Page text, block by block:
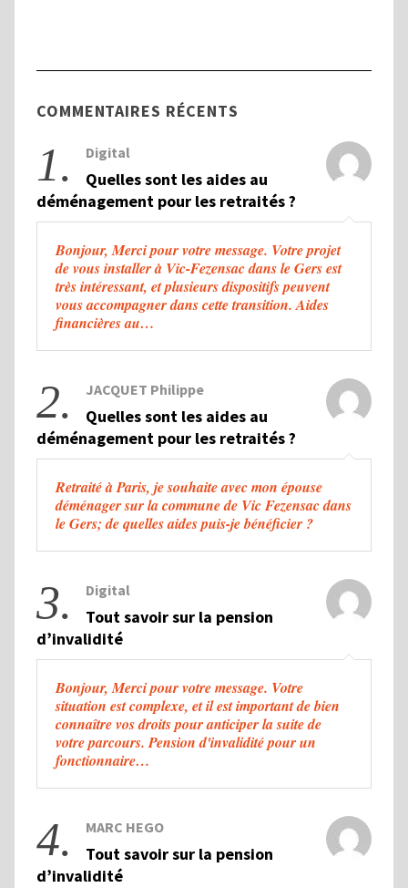
COMMENTAIRES RÉCENTS
1. Digital
Quelles sont les aides au
déménagement pour les retraités ?
Bonjour, Merci pour votre message. Votre projet
de vous installer à Vic-Fezensac dans le Gers est
très intéressant, et plusieurs dispositifs peuvent
vous accompagner dans cette transition. Aides
financières au…
2. JACQUET Philippe
Quelles sont les aides au
déménagement pour les retraités ?
Retraité à Paris, je souhaite avec mon épouse
déménager sur la commune de Vic Fezensac dans
le Gers; de quelles aides puis-je bénéficier ?
3. Digital
Tout savoir sur la pension
d’invalidité
Bonjour, Merci pour votre message. Votre
situation est complexe, et il est important de bien
connaître vos droits pour anticiper la suite de
votre parcours. Pension d'invalidité pour un
fonctionnaire…
4. MARC HEGO
Tout savoir sur la pension
d’invalidité